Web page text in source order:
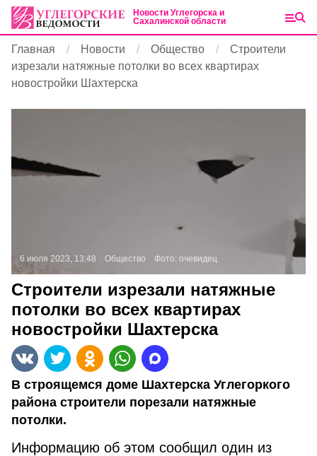
Новости Углегорска и
Сахалинской области
Главная Новости Общество
Строители
изрезали натяжные потолки во всех квартирах
новостройки Шахтерска
6 июля 2023, 13:48 Общество Фото: очевидец
Строители изрезали натяжные
потолки во всех квартирах
новостройки Шахтерска
В строящемся доме Шахтерска Углегоркого
района строители порезали натяжные
потолки.
Информацию об этом сообщил один из